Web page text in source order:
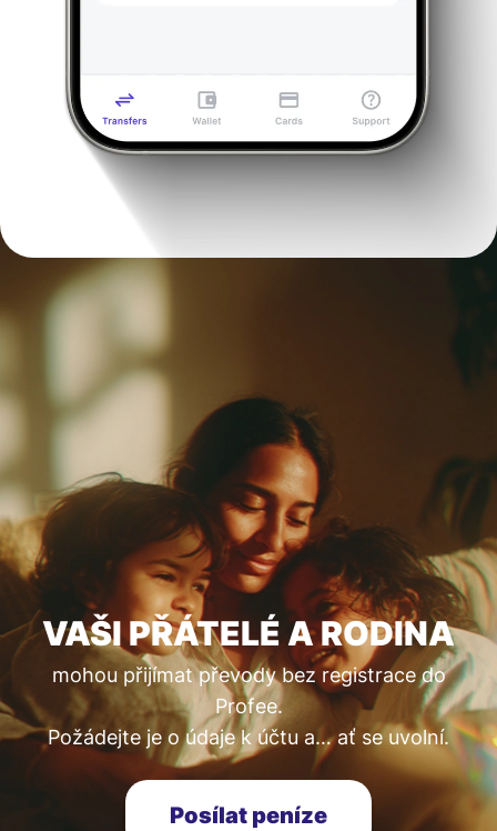
VAŠI PŘÁTELÉ A RODINA
mohou přijímat převody bez registrace do
Profee.
Požádejte je o údaje k účtu a… ať se uvolní.
Posílat peníze